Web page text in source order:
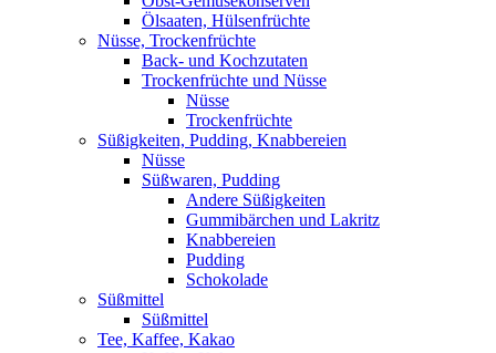
Ölsaaten, Hülsenfrüchte
Nüsse, Trockenfrüchte
Back- und Kochzutaten
Trockenfrüchte und Nüsse
Nüsse
Trockenfrüchte
Süßigkeiten, Pudding, Knabbereien
Nüsse
Süßwaren, Pudding
Andere Süßigkeiten
Gummibärchen und Lakritz
Knabbereien
Pudding
Schokolade
Süßmittel
Süßmittel
Tee, Kaffee, Kakao